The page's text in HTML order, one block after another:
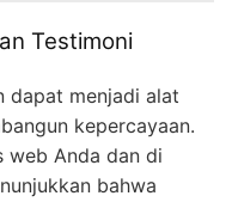
Testimoni
dapat menjadi alat
kepercayaan.
web Anda dan di
bahwa